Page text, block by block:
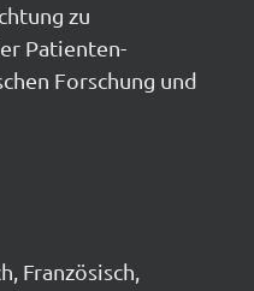
zu
Patienten-
Forschung und
Französisch,